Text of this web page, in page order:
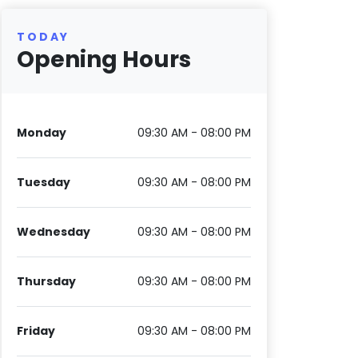
TODAY
Opening Hours
Monday 09:30 AM - 08:00 PM
Tuesday 09:30 AM - 08:00 PM
Wednesday 09:30 AM - 08:00 PM
Thursday 09:30 AM - 08:00 PM
Friday 09:30 AM - 08:00 PM